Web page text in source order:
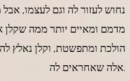
נחוש לעזור לה וגם לעצמו,
מדמם ומאיים יותר ממה שקלן
הולכת ומתפשטת, וקלן נאלץ
אלה שאחראים לה.